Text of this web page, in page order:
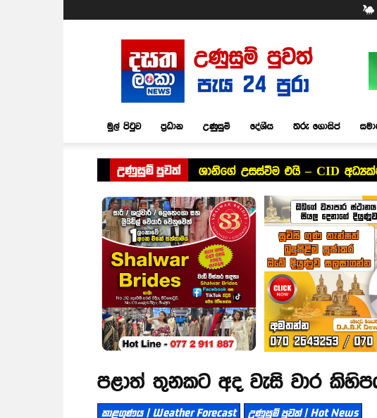
Dasatha
Lanka
News
මුල් පිටුව ප්‍රධාන උණුසුම් දේශීය තරු ගොසිප්
උණුසුම් පුවත් ශානිගේ උසස්වීම එයි – CID
පළාත් තුනකට අද වැසි වාර
කාළගුණය | Weather Forecast උණුසුම් පුවත් | Hot News